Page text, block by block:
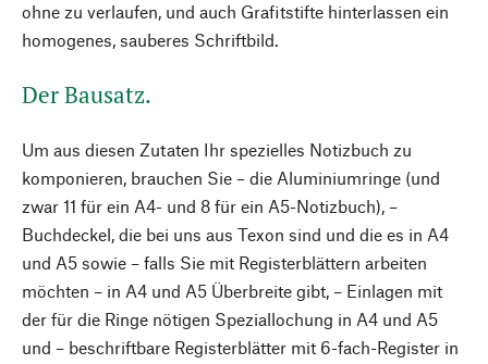
ohne zu verlaufen, und auch Grafitstifte hinterlassen ein
homogenes, sauberes Schriftbild.
Der Bausatz.
Um aus diesen Zutaten Ihr spezielles Notizbuch zu
komponieren, brauchen Sie – die Aluminiumringe (und
zwar 11 für ein A4- und 8 für ein A5-Notizbuch), –
Buchdeckel, die bei uns aus Texon sind und die es in A4
und A5 sowie – falls Sie mit Registerblättern arbeiten
möchten – in A4 und A5 Überbreite gibt, – Einlagen mit
der für die Ringe nötigen Speziallochung in A4 und A5
und – beschriftbare Registerblätter mit 6-fach-Register in